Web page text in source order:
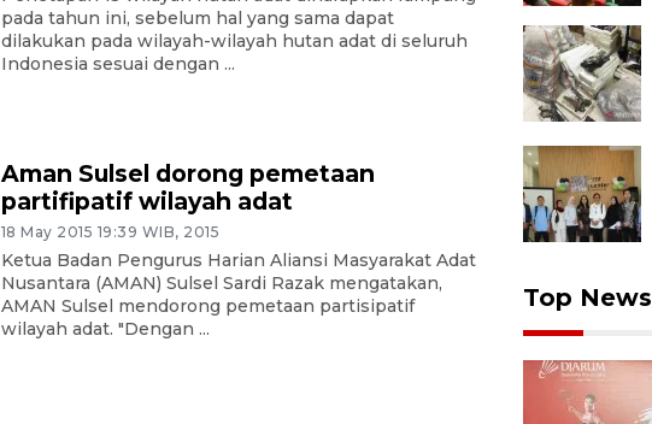
pada tahun ini, sebelum hal yang sama dapat
dilakukan pada wilayah-wilayah hutan adat di seluruh
Indonesia sesuai dengan ...
Aman Sulsel dorong pemetaan
partifipatif wilayah adat
18 May 2015 19:39 WIB, 2015
Ketua Badan Pengurus Harian Aliansi Masyarakat Adat
Nusantara (AMAN) Sulsel Sardi Razak mengatakan,
AMAN Sulsel mendorong pemetaan partisipatif
wilayah adat. "Dengan ...
Top News